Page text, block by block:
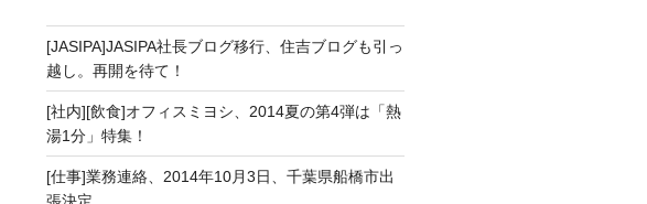
[JASIPA]JASIPA社長ブログ移行、住吉ブログも引っ
越し。再開を待て！
[社内][飲食]オフィスミヨシ、2014夏の第4弾は「熱
湯1分」特集！
[仕事]業務連絡、2014年10月3日、千葉県船橋市出